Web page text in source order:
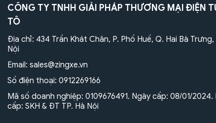
CÔNG TY TNHH GIẢI PHÁP THƯƠNG MẠI ĐIỆN
TÔ
Địa chỉ: 434 Trần Khát Chân, P. Phố Huế, Q. Hai Bà Trưng,
Nội
Email: sales@zingxe.vn
Số điện thoại: 0912269166
Mã số doanh nghiệp: 0109676491. Ngày cấp: 08/01/2024.
cấp: SKH & ĐT TP. Hà Nội